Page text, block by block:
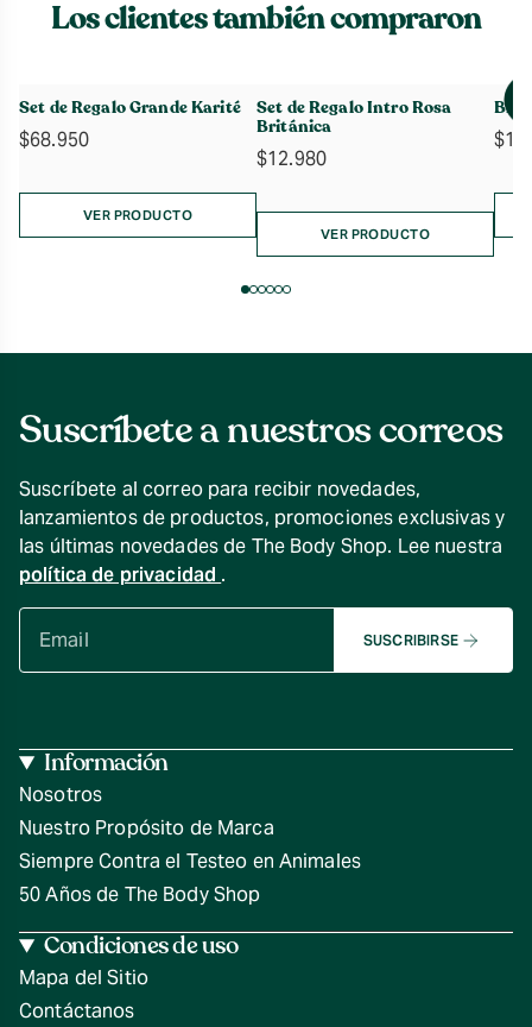
Los clientes también compraron
Set de Regalo Grande Karité
$68.950
VER PRODUCTO
Set de Regalo Intro Rosa
Británica
$12.980
VER PRODUCTO
$
Suscríbete a nuestros correos
Suscríbete al correo para recibir novedades,
lanzamientos de productos, promociones exclusivas y
las últimas novedades de The Body Shop. Lee nuestra
política de privacidad .
SUSCRIBIRSE
Información
Nosotros
Nuestro Propósito de Marca
Siempre Contra el Testeo en Animales
50 Años de The Body Shop
Condiciones de uso
Mapa del Sitio
Contáctanos